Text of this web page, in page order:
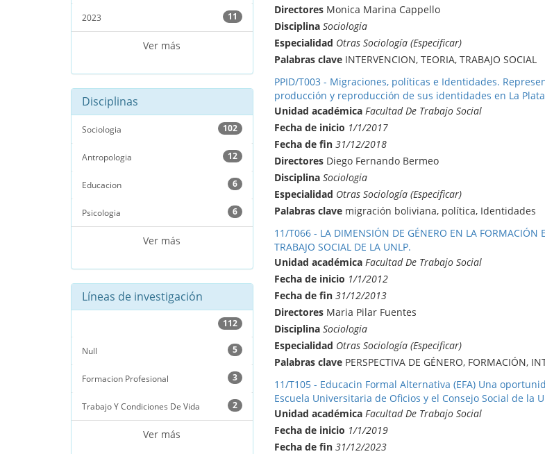
2023 11
Ver más
Disciplinas
Sociologia 102
Antropologia 12
Educacion 6
Psicologia 6
Ver más
Líneas de investigación
112
Null 5
Formacion Profesional 3
Trabajo Y Condiciones De Vida 2
Ver más
DirectoresMonica Marina Cappello
Disciplina Sociologia
Especialidad Otras Sociología (Especificar)
Palabras claveINTERVENCION, TEORIA, TRABAJO SOCIAL
PPID/T003 - Migraciones, políticas e Identidades.
producción y reproducción de sus identidades en La
Unidad académica Facultad De Trabajo Social
Fecha de inicio 1/1/2017
Fecha de fin 31/12/2018
DirectoresDiego Fernando Bermeo
Disciplina Sociologia
Especialidad Otras Sociología (Especificar)
Palabras clavemigración boliviana, política, Identidades
11/T066 - LA DIMENSIÓN DE GÉNERO EN LA FORMACIÓN
TRABAJO SOCIAL DE LA UNLP.
Unidad académica Facultad De Trabajo Social
Fecha de inicio 1/1/2012
Fecha de fin 31/12/2013
DirectoresMaria Pilar Fuentes
Disciplina Sociologia
Especialidad Otras Sociología (Especificar)
Palabras clavePERSPECTIVA DE GÉNERO, FORMACIÓN,
11/T105 - Educacin Formal Alternativa (EFA) Una
Escuela Universitaria de Oficios y el Consejo Social de la
Unidad académica Facultad De Trabajo Social
Fecha de inicio 1/1/2019
Fecha de fin 31/12/2023